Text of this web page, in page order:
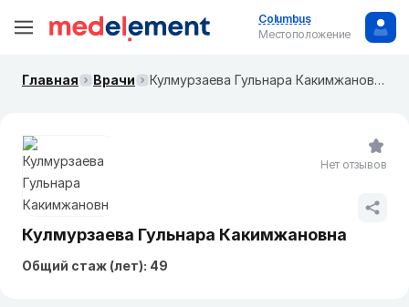
Columbus
Местоположение
Главная Врачи Кулмурзаева Гульнара Какимжановна
Кулмурзаева Гульнара Какимжановна
Общий стаж (лет): 49
Нет отзывов